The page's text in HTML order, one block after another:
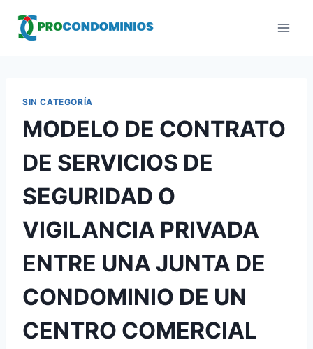
SIN CATEGORÍA
MODELO DE CONTRATO
DE SERVICIOS DE
SEGURIDAD O
VIGILANCIA PRIVADA
ENTRE UNA JUNTA DE
CONDOMINIO DE UN
CENTRO COMERCIAL